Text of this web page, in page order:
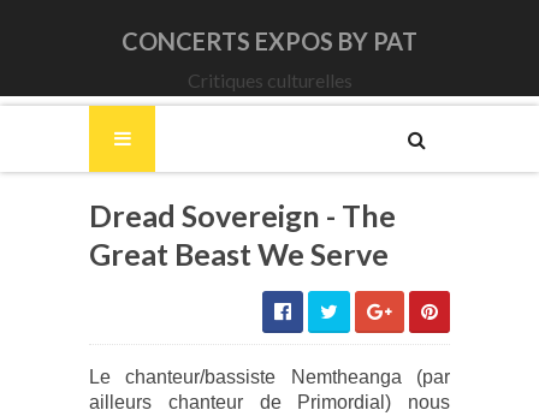
CONCERTS EXPOS BY PAT
Critiques culturelles
Dread Sovereign - The
Great Beast We Serve
Le chanteur/bassiste Nemtheanga (par
ailleurs chanteur de Primordial) nous